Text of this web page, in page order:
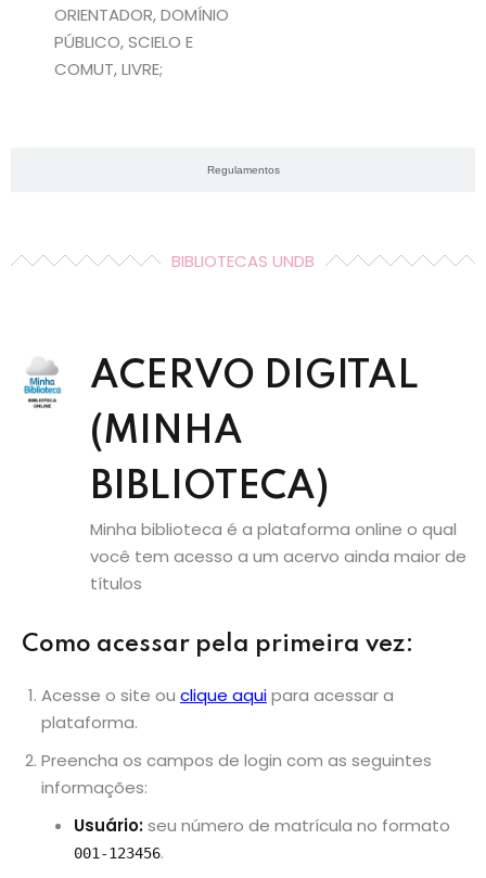
Regulamentos
ORIENTADOR, DOMÍNIO
PÚBLICO, SCIELO E
COMUT, LIVRE;
BIBLIOTECAS UNDB
ACERVO DIGITAL
(MINHA
BIBLIOTECA)
Minha biblioteca é a plataforma online o qual
você tem acesso a um acervo ainda maior de
títulos
Como acessar pela primeira vez:
Acesse o site ou clique aquipara acessar a
plataforma.
Preencha os campos de login com as seguintes
informações:
Usuário:seu número de matrícula no formato
001-123456.